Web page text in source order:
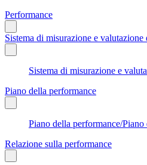
Performance
Sistema di misurazione e valutazione
Sistema di misurazione e
Piano della performance
Piano della performance/
Relazione sulla performance